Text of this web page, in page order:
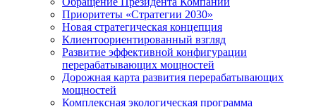
Приоритеты «Стратегии 2030»
Новая стратегическая концепция
Клиентоориентированный взгляд
Развитие эффективной конфигурации
перерабатывающих мощностей
Дорожная карта развития перерабатывающих
мощностей
Комплексная экологическая программа